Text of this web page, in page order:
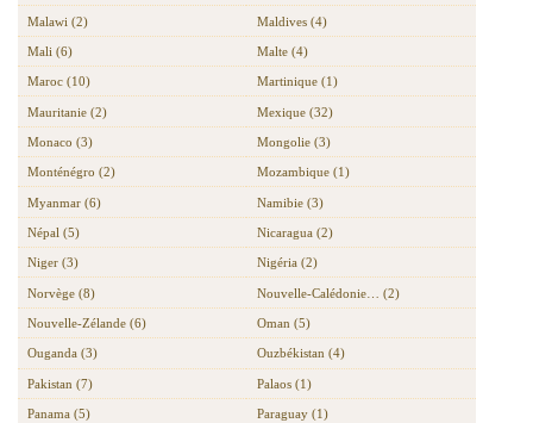
Malawi (2) Maldives (4)
Mali (6) Malte (4)
Maroc (10) Martinique (1)
Mauritanie (2) Mexique (32)
Monaco (3) Mongolie (3)
Monténégro (2) Mozambique (1)
Myanmar (6) Namibie (3)
Népal (5) Nicaragua (2)
Niger (3) Nigéria (2)
Norvège (8) Nouvelle-Calédonie… (2)
Nouvelle-Zélande (6) Oman (5)
Ouganda (3) Ouzbékistan (4)
Pakistan (7) Palaos (1)
Panama (5) Paraguay (1)